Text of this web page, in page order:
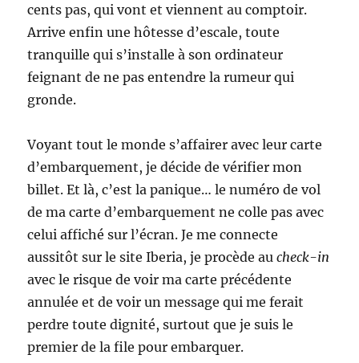
cents pas, qui vont et viennent au comptoir.
Arrive enfin une hôtesse d’escale, toute
tranquille qui s’installe à son ordinateur
feignant de ne pas entendre la rumeur qui
gronde.
Voyant tout le monde s’affairer avec leur carte
d’embarquement, je décide de vérifier mon
billet. Et là, c’est la panique… le numéro de vol
de ma carte d’embarquement ne colle pas avec
celui affiché sur l’écran. Je me connecte
aussitôt sur le site Iberia, je procède aucheck-in
avec le risque de voir ma carte précédente
annulée et de voir un message qui me ferait
perdre toute dignité, surtout que je suis le
premier de la file pour embarquer.